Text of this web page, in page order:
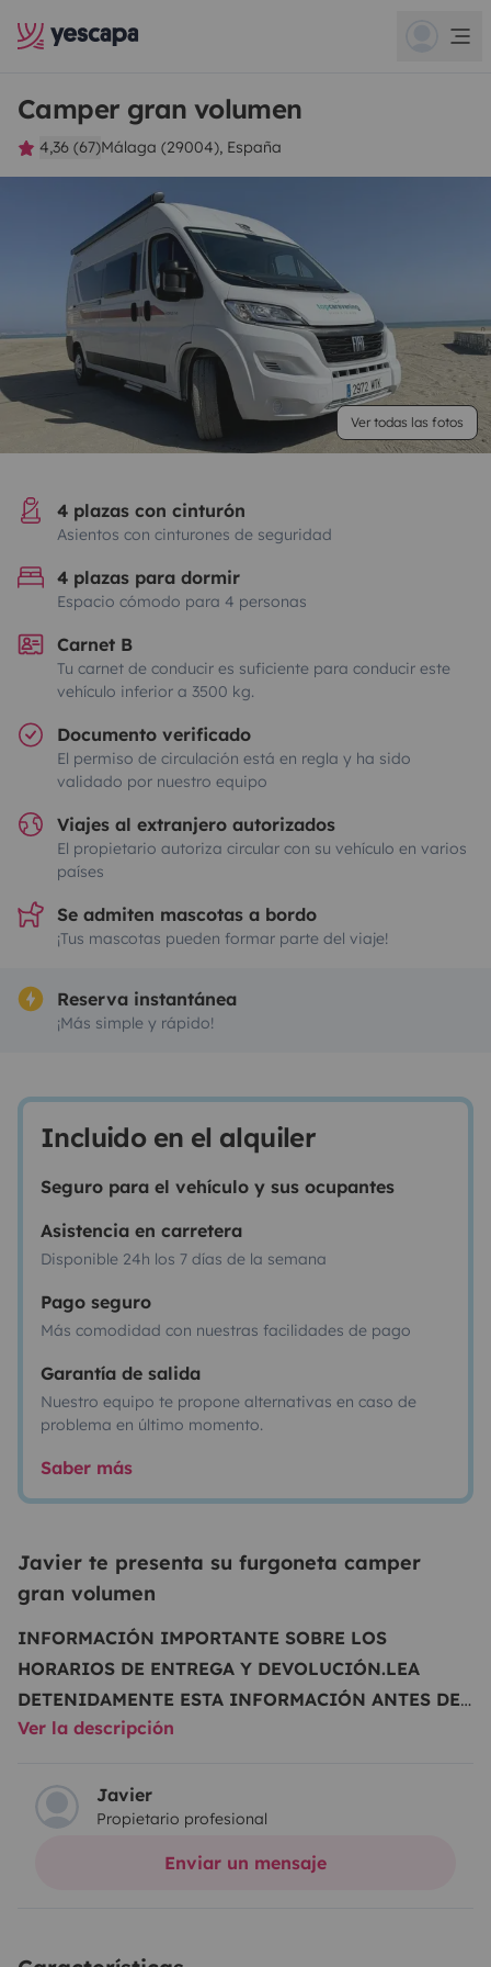
Camper gran volumen
4,36 (67)Málaga (29004), España
Ver todas las fotos
4 plazas con cinturón
Asientos con cinturones de seguridad
4 plazas para dormir
Espacio cómodo para 4 personas
Carnet B
Tu carnet de conducir es suficiente para conducir este
vehículo inferior a 3500 kg.
Documento verificado
El permiso de circulación está en regla y ha sido
validado por nuestro equipo
Viajes al extranjero autorizados
El propietario autoriza circular con su vehículo en varios
países
Se admiten mascotas a bordo
¡Tus mascotas pueden formar parte del viaje!
Reserva instantánea
¡Más simple y rápido!
Incluido en el alquiler
Seguro para el vehículo y sus ocupantes
Asistencia en carretera
Disponible 24h los 7 días de la semana
Pago seguro
Más comodidad con nuestras facilidades de pago
Garantía de salida
Nuestro equipo te propone alternativas en caso de
problema en último momento.
Saber más
Javier te presenta su furgoneta camper
gran volumen
INFORMACIÓN IMPORTANTE SOBRE LOS
HORARIOS DE ENTREGA Y DEVOLUCIÓN.LEA
DETENIDAMENTE ESTA INFORMACIÓN ANTES DE
RESERVAR EL
son los horarios que rigen la reserva, aunque en la
reserva final de Yescapa indique
Ver la descripción
Javier
Propietario profesional
Enviar un mensaje